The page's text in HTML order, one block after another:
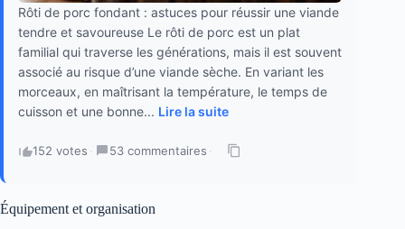
Rôti de porc fondant : astuces pour réussir une viande
tendre et savoureuse Le rôti de porc est un plat
familial qui traverse les générations, mais il est souvent
associé au risque d’une viande sèche. En variant les
morceaux, en maîtrisant la température, le temps de
cuisson et une bonne... Lire la suite
152 votes · 53 commentaires ·
Équipement et organisation